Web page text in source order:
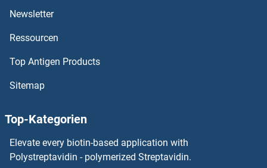
HS3ST5 ELISA Kits
HS3ST4 ELISA Kits
HS3ST3A1 ELISA Kits
HS3ST1 ELISA Kits
HS2ST1 ELISA Kits
Newsletter
Ressourcen
Top Antigen Products
Sitemap
Top-Kategorien
Elevate every biotin-based application with
Polystreptavidin - polymerized Streptavidin.